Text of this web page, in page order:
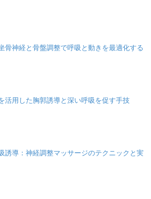
骨神経と骨盤調整で呼吸と動きを最適化する
活用した胸郭誘導と深い呼吸を促す手技
誘導：神経調整マッサージのテクニックと実